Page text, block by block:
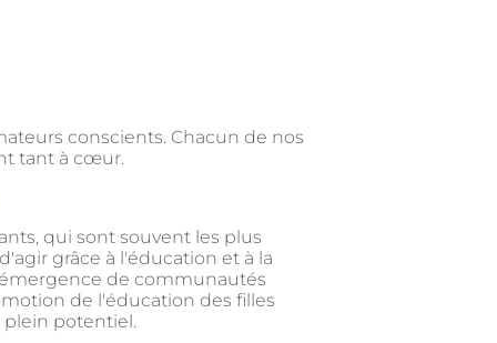
conscients. Chacun de nos
tant à cœur.
qui sont souvent les plus
grâce à l'éducation et à la
de communautés
de l'éducation des filles
plein potentiel.